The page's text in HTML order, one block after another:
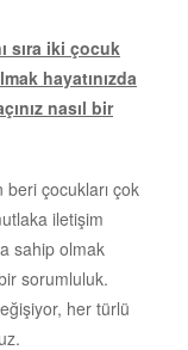
sıra iki çocuk
hayatınızda
nasıl bir
çocukları çok
iletişim
sahip olmak
sorumluluk.
her türlü